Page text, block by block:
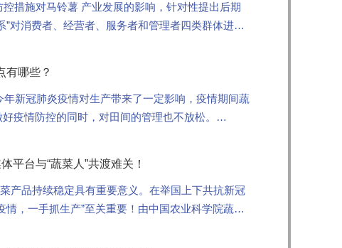
措施对马铃薯 产业发展的影响，针对性提出后期
对消费者、经营者、服务者和管理者四类群体进行
有哪些？
新冠肺炎疫情对生产带来了一定影响，疫情期间蔬
疫情防控的同时，对田间的管理也不放松。
平台与“蔬菜人”共渡难关！
产品持续稳定具有重要意义。在举国上下共抗新冠
，一手抓生产”至关重要！由中国农业科学院蔬菜